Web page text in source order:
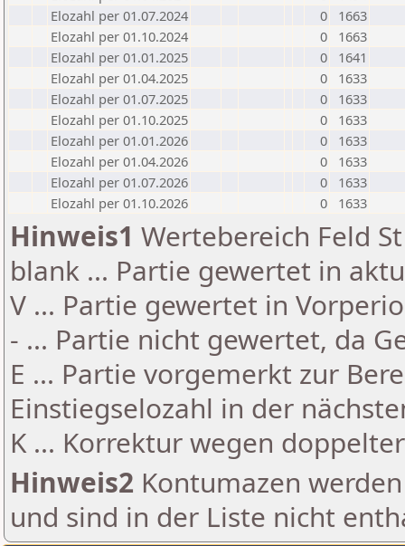
Elozahl per 01.07.2024
0
1663
Elozahl per 01.10.2024
0
1663
Elozahl per 01.01.2025
0
1641
Elozahl per 01.04.2025
0
1633
Elozahl per 01.07.2025
0
1633
Elozahl per 01.10.2025
0
1633
Elozahl per 01.01.2026
0
1633
Elozahl per 01.04.2026
0
1633
Elozahl per 01.07.2026
0
1633
Elozahl per 01.10.2026
0 1633
Hinweis1 Wertebereich Feld
blank ... Partie gewertet in
V ... Partie gewertet in
- ... Partie nicht gewertet, da
E ... Partie vorgemerkt zur
Einstiegselozahl in der
K ... Korrektur wegen
Hinweis2 Kontumazen
und sind in der Liste nicht